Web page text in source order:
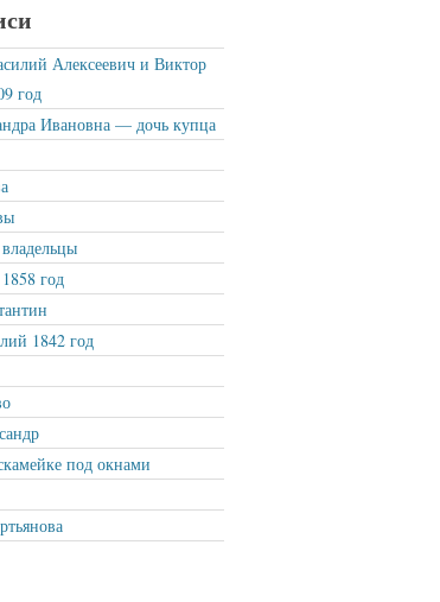
Алексеевич и Виктор
год
Ивановна — дочь купца
год
1842 год
под окнами